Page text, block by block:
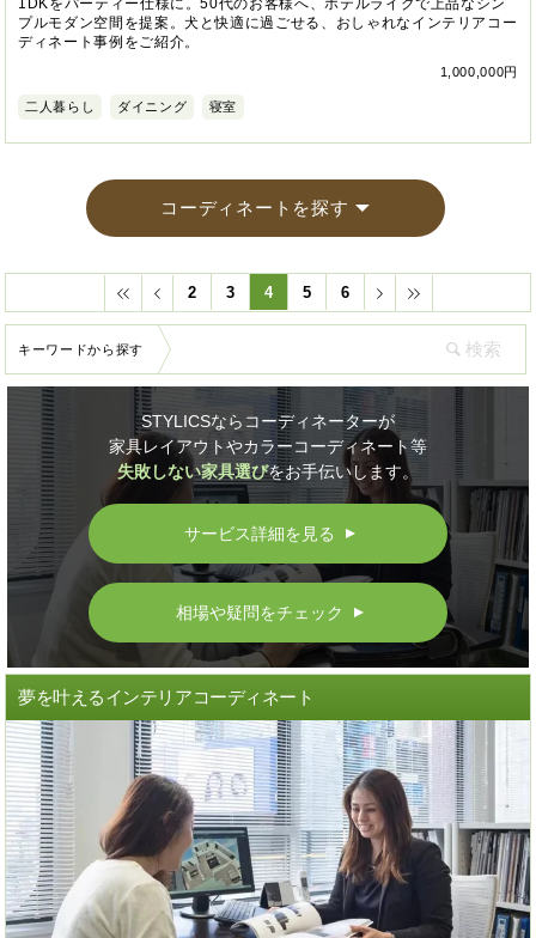
1DKをパーティー仕様に。50代のお客様へ、ホテルライクで上品なシン
プルモダン空間を提案。犬と快適に過ごせる、おしゃれなインテリアコー
ディネート事例をご紹介。
1,000,000円
二人暮らし ダイニング 寝室
コーディネートを探す
2 3 4 5 6
キーワードから探す
STYLICSならコーディネーターが
家具レイアウトやカラーコーディネート等
失敗しない家具選びをお手伝いします。
サービス詳細を見る ▲
相場や疑問をチェック ▲
夢を叶えるインテリアコーディネート